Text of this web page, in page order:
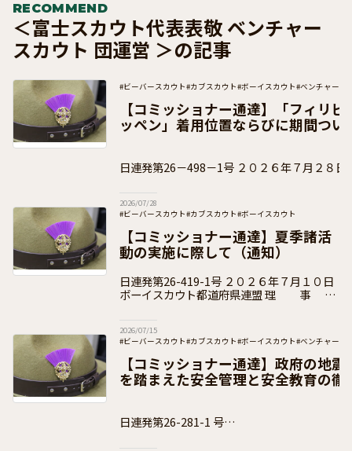
RECOMMEND
＜富士スカウト代表表敬 ベンチャー
スカウト 団運営 ＞の記事
#ビーバースカウト#カブスカウト#ボーイスカウト#ベンチャース
#団運営
#加盟員向け
【コミッショナー通達】「フィリ
ッペン」着用位置ならびに期間つい
日連発第26－498－1号 ２０２６年７月２８日 ボーイスカウト都
2026/07/28
#ビーバースカウト#カブスカウト#ボーイスカウト
#ベンチャースカウト
#ローバースカウト#団運営 #加盟員向け
【コミッショナー通達】夏季諸活
動の実施に際して（通知）
日連発第26-419-1号 ２０２６年７月１０日
ボーイスカウト都道府県連盟 理 事
2026/07/15
#ビーバースカウト#カブスカウト#ボーイスカウト#ベンチャース
#団運営
#加盟員向け
【コミッショナー通達】政府の地
を踏まえた安全管理と安全教育の徹
日連発第26-281-1 号